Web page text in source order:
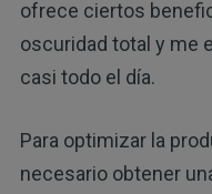
ofrece ciertos
oscuridad total y me
casi todo el día.
Para optimizar la
necesario obtener